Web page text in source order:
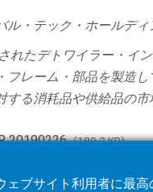
ル・テック・ホールデ
れたデトワイラー・イ
フレーム・部品を製造
する消耗品や供給品の市
20190226 (180.2 KB)
ェブサイト利用者に最